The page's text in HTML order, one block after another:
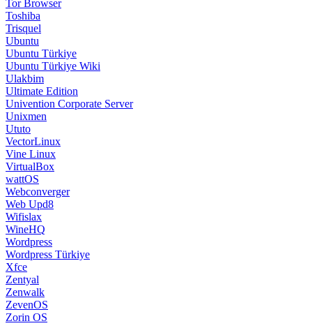
Tor Browser
Toshiba
Trisquel
Ubuntu
Ubuntu Türkiye
Ubuntu Türkiye Wiki
Ulakbim
Ultimate Edition
Univention Corporate Server
Unixmen
Ututo
VectorLinux
Vine Linux
VirtualBox
wattOS
Webconverger
Web Upd8
Wifislax
WineHQ
Wordpress
Wordpress Türkiye
Xfce
Zentyal
Zenwalk
ZevenOS
Zorin OS